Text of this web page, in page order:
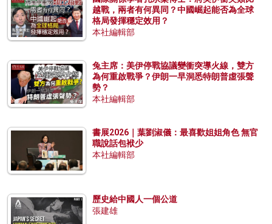
越戰，兩者有何異同？中國崛起能否為全球
格局發揮穩定效用？
本社編輯部
兔主席：美伊停戰協議變衝突導火線，雙方
為何重啟戰爭？伊朗一早洞悉特朗普虛張聲
勢？
本社編輯部
書展2026｜葉劉淑儀：最喜歡姐姐角色 無官
職說話包袱少
本社編輯部
歷史給中國人一個公道
張建雄